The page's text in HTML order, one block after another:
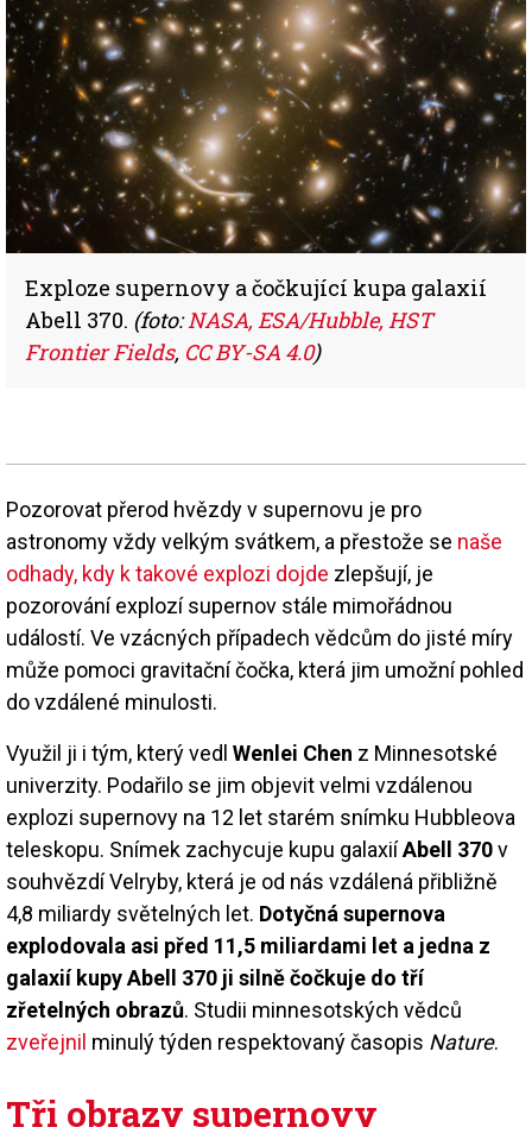
Exploze supernovy a čočkující kupa galaxií
Abell 370. (foto:NASA, ESA/Hubble, HST
Frontier Fields, CC BY-SA 4.0)
Pozorovat přerod hvězdy v supernovu je pro
astronomy vždy velkým svátkem, a přestože se naše
odhady, kdy k takové explozi dojde zlepšují, je
pozorování explozí supernov stále mimořádnou
událostí. Ve vzácných případech vědcům do jisté míry
může pomoci gravitační čočka, která jim umožní pohled
do vzdálené minulosti.
Využil ji i tým, který vedl Wenlei Chen z Minnesotské
univerzity. Podařilo se jim objevit velmi vzdálenou
explozi supernovy na 12 let starém snímku Hubbleova
teleskopu. Snímek zachycuje kupu galaxiíAbell 370v
souhvězdí Velryby, která je od nás vzdálená přibližně
4,8 miliardy světelných let. Dotyčná supernova
explodovala asi před 11,5 miliardami let a jedna z
galaxií kupy Abell 370 ji silně čočkuje do tří
zřetelných obrazů. Studii minnesotských vědců
zveřejnil minulý týden respektovaný časopis Nature.
Tři obrazy supernovy